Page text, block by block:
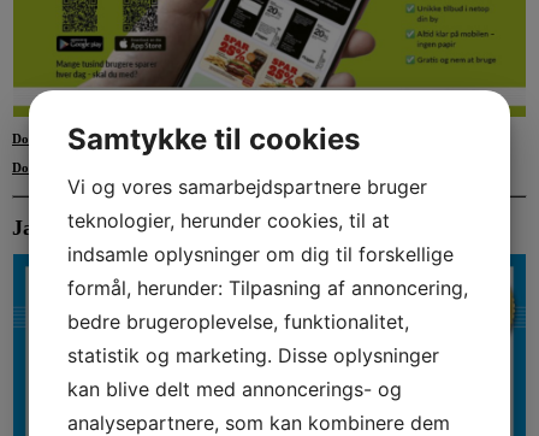
Download Appen i App Store her
Download Appen i Google play her
Jammerbugt Værdicheckhæfte foråret 2026
Samtykke til cookies
Vi og vores samarbejdspartnere bruger
teknologier, herunder cookies, til at
indsamle oplysninger om dig til forskellige
formål, herunder: Tilpasning af annoncering,
bedre brugeroplevelse, funktionalitet,
statistik og marketing. Disse oplysninger
kan blive delt med annoncerings- og
analysepartnere, som kan kombinere dem